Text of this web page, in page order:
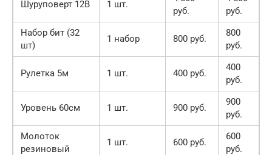
Шуруповерт 12В 1 шт.
руб.
руб.
Набор бит (32
шт)
1 набор 800 руб.
800
руб.
Рулетка 5м 1 шт. 400 руб.
400
руб.
Уровень 60см 1 шт. 900 руб.
900
руб.
Молоток
резиновый
1 шт. 600 руб.
600
руб.